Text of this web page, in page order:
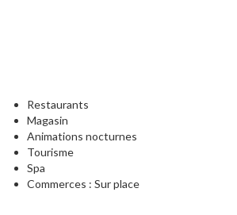
Restaurants
Magasin
Animations nocturnes
Tourisme
Spa
Commerces : Sur place